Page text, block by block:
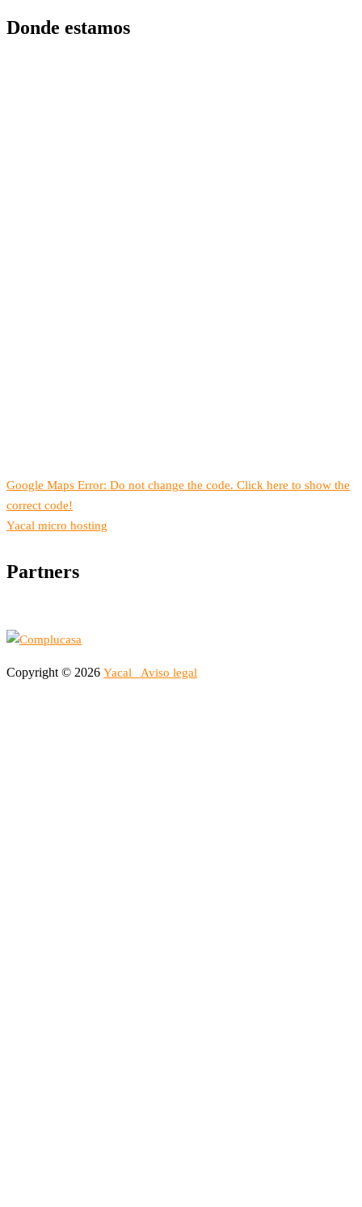
Donde estamos
Google Maps Error: Do not change the code. Click here to show the
correct code!
Yacal micro hosting
Partners
Copyright © 2026 Yacal Aviso legal